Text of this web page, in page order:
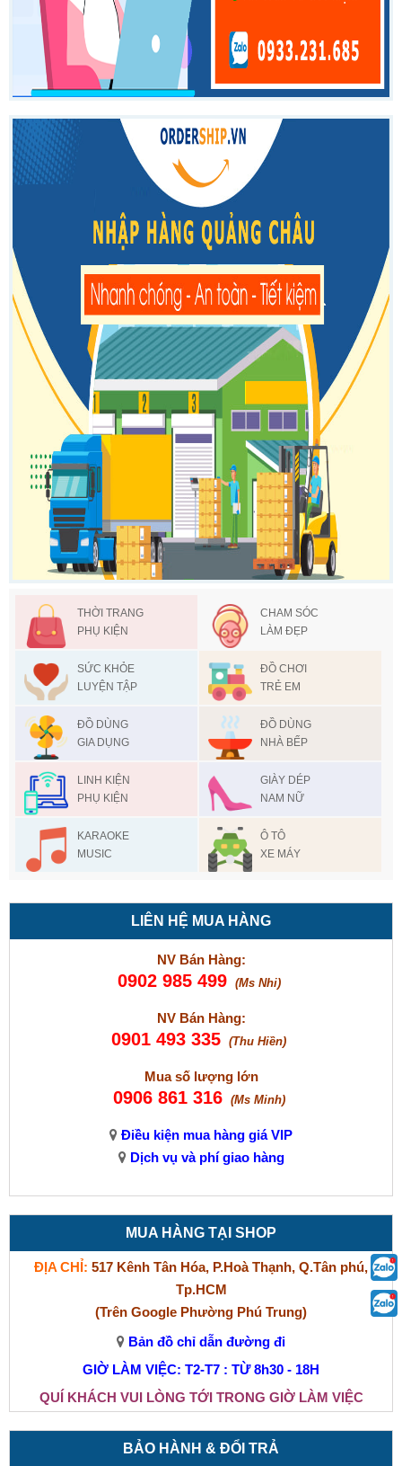
THỜI TRANG
PHỤ KIỆN
CHAM SÓC
LÀM ĐẸP
SỨC KHỎE
LUYỆN TẬP
ĐỒ CHƠI
TRẺ EM
ĐỒ DÙNG
GIA DỤNG
ĐỒ DÙNG
NHÀ BẾP
LINH KIỆN
PHỤ KIỆN
GIÀY DÉP
NAM NỮ
KARAOKE
MUSIC
Ô TÔ
XE MÁY
LIÊN HỆ MUA HÀNG
NV Bán Hàng:
0902 985 499 (Ms Nhi)
NV Bán Hàng:
0901 493 335 (Thu Hiền)
Mua số lượng lớn
0906 861 316 (Ms Minh)
Điều kiện mua hàng giá VIP
Dịch vụ và phí giao hàng
MUA HÀNG TẠI SHOP
ĐỊA CHỈ: 517 Kênh Tân Hóa, P.Hoà Thạnh, Q.Tân phú,
Tp.HCM
(Trên Google Phường Phú Trung)
Bản đồ chỉ dẫn đường đi
GIỜ LÀM VIỆC: T2-T7 : TỪ 8h30 - 18H
QUÍ KHÁCH VUI LÒNG TỚI TRONG GIỜ LÀM VIỆC
BẢO HÀNH & ĐỔI TRẢ